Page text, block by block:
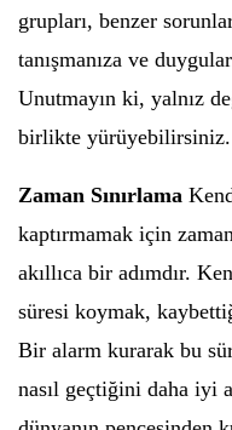
grupları, benzer
tanışmanıza ve
Unutmayın ki, yalnız
birlikte yürüyebilirsiniz.
Zaman Sınırlama
kaptırmamak için
akıllıca bir adımdır.
süresi koymak,
Bir alarm kurarak bu
nasıl geçtiğini daha iyi